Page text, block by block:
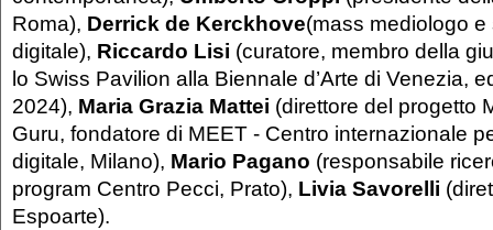
Roma), Derrick de Kerckhove(mass mediologo
digitale), Riccardo Lisi (curatore, membro della
lo Swiss Pavilion alla Biennale d’Arte di Venezia,
2024), Maria Grazia Mattei (direttore del progetto
Guru, fondatore di MEET - Centro internazionale
digitale, Milano), Mario Pagano (responsabile
program Centro Pecci, Prato), Livia Savorelli
Espoarte).